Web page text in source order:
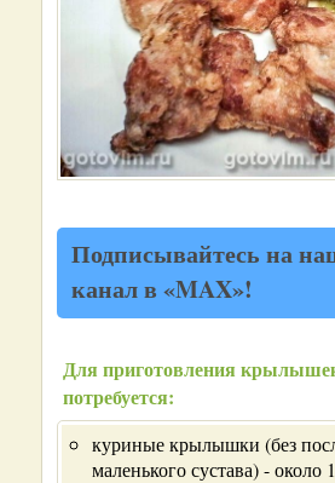
Подписывайтесь на
канал в «MAX»!
Для приготовления
потребуется:
куриные крылышки (без
маленького сустава) - около